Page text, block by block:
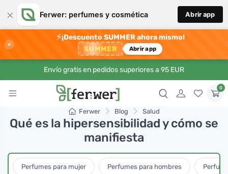
× Ferwer: perfumes y cosmética Abrir app
×
⚡¡Descuento SUMMER ahora mismo!
SUMMER Abrir app
Envío gratis en pedidos superiores a 95 EUR
0
Ferwer Blog Salud
Qué es la hipersensibilidad y cómo se
manifiesta
Perfumes para mujer Perfumes para hombres